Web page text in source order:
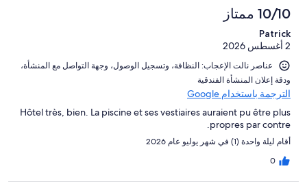
النزلاء
تقييمات
النزلاء
أصل
1239
من
تقييمات
النزلاء
10/10 ممتاز
Patrick
2 أغسطس 2026
عناصر نالت الإعجاب: ⁦النظافة⁩، و⁦تسجيل الوصول⁩، و⁦جهة التواصل مع المنشأة⁩،
و⁦دقة إعلان المنشأة الفندقية⁩
الترجمة باستخدام Google
Hôtel très, bien. La piscine et ses vestiaires auraient pu être plus
propres par contre.
أقام ليلة واحدة (1) في شهر يوليو عام 2026
0